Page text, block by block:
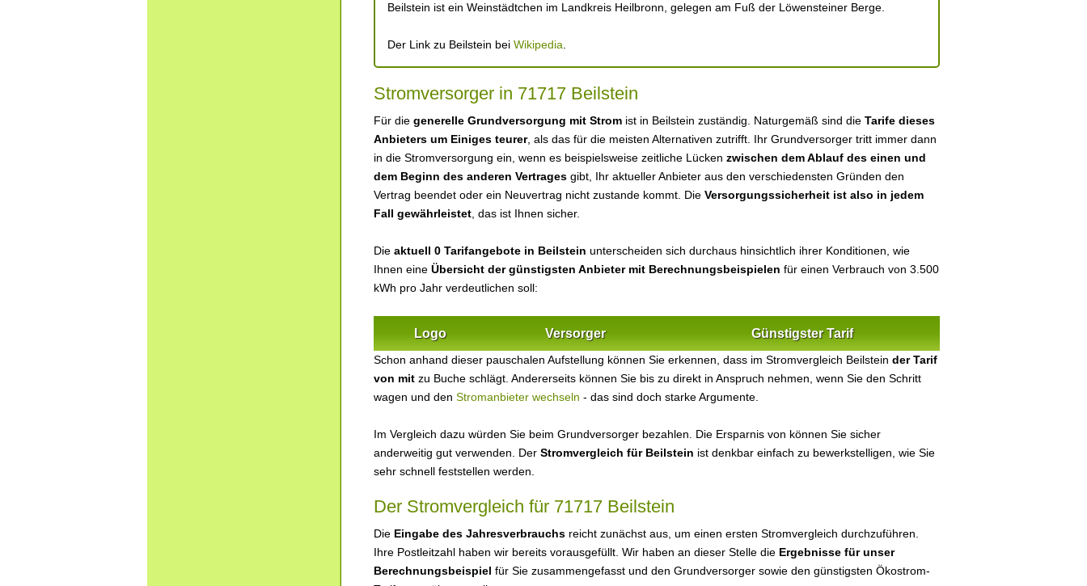
Beilstein ist ein Weinstädtchen im Landkreis Heilbronn, gelegen am Fuß der Löwensteiner Berge.
Der Link zu Beilstein bei Wikipedia
Stromversorger in 71717 Beilstein
Für die generelle Grundversorgung mit Strom ist in Beilstein zuständig. Naturgemäß sind die Tarife dieses
Anbieters um Einiges teurer, als das für die meisten Alternativen zutrifft. Ihr Grundversorger tritt immer dann
in die Stromversorgung ein, wenn es beispielsweise zeitliche Lücken zwischen dem Ablauf des einen und
dem Beginn des anderen Vertrages gibt, Ihr aktueller Anbieter aus den verschiedensten Gründen den
Vertrag beendet oder ein Neuvertrag nicht zustande kommt. Die Versorgungssicherheit ist also in jedem
Fall gewährleistet , das ist Ihnen sicher.
Die aktuell 0 Tarifangebote in Beilstein unterscheiden sich durchaus hinsichtlich ihrer Konditionen, wie
Ihnen eine Übersicht der günstigsten Anbieter mit Berechnungsbeispielen für einen Verbrauch von 3.500
kWh pro Jahr verdeutlichen soll:
Logo Versorger Günstigster Tarif
Schon anhand dieser pauschalen Aufstellung können Sie erkennen, dass im Stromvergleich Beilstein der Tarif
von mit zu Buche schlägt. Andererseits können Sie bis zu direkt in Anspruch nehmen, wenn Sie den Schritt
wagen und den Stromanbieter wechseln - das sind doch starke Argumente.
Im Vergleich dazu würden Sie beim Grundversorger bezahlen. Die Ersparnis von können Sie sicher
anderweitig gut verwenden. Der Stromvergleich für Beilstein ist denkbar einfach zu bewerkstelligen, wie Sie
sehr schnell feststellen werden.
Der Stromvergleich für 71717 Beilstein
Die Eingabe des Jahresverbrauchs reicht zunächst aus, um einen ersten Stromvergleich durchzuführen.
Ihre Postleitzahl haben wir bereits vorausgefüllt. Wir haben an dieser Stelle die Ergebnisse für unser
Berechnungsbeispiel für Sie zusammengefasst und den Grundversorger sowie den günstigsten Ökostrom-